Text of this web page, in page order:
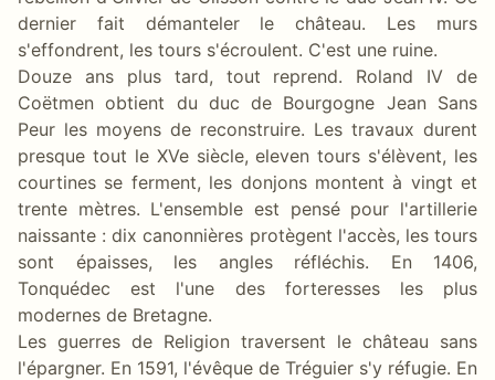
dernier fait démanteler le château. Les murs
s'effondrent, les tours s'écroulent. C'est une ruine.
Douze ans plus tard, tout reprend. Roland IV de
Coëtmen obtient du duc de Bourgogne Jean Sans
Peur les moyens de reconstruire. Les travaux durent
presque tout le XVe siècle, eleven tours s'élèvent, les
courtines se ferment, les donjons montent à vingt et
trente mètres. L'ensemble est pensé pour l'artillerie
naissante : dix canonnières protègent l'accès, les tours
sont épaisses, les angles réfléchis. En 1406,
Tonquédec est l'une des forteresses les plus
modernes de Bretagne.
Les guerres de Religion traversent le château sans
l'épargner. En 1591, l'évêque de Tréguier s'y réfugie. En